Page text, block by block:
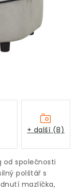
od společnosti
polštář s
mazlíčka,
+ další (8)